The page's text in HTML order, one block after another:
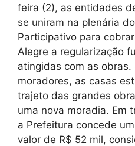
feira (2), as entidades
se uniram na plenária
Participativo para
Alegre a regularização
atingidas com as obras.
moradores, as casas
trajeto das grandes
uma nova moradia. Em
a Prefeitura concede
valor de R$ 52 mil,